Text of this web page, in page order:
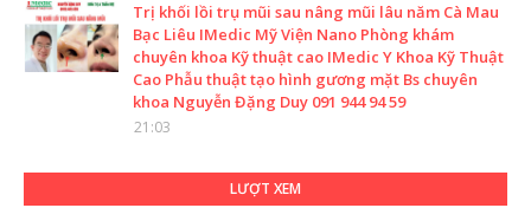
Trị khối lồi trụ mũi sau nâng mũi lâu năm Cà Mau
Bạc Liêu IMedic Mỹ Viện Nano Phòng khám
chuyên khoa Kỹ thuật cao IMedic Y Khoa Kỹ Thuật
Cao Phẫu thuật tạo hình gương mặt Bs chuyên
khoa Nguyễn Đặng Duy 091 944 94 59
21:03
LƯỢT XEM